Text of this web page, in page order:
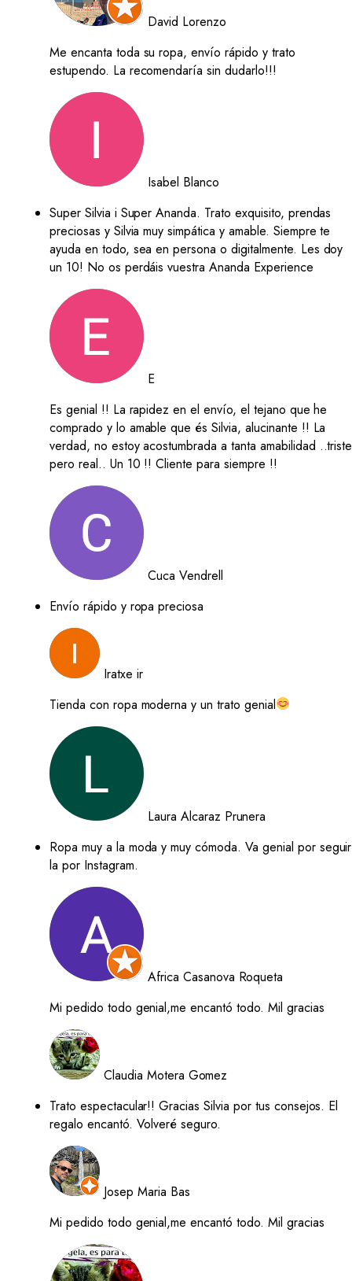
David Lorenzo
Me encanta toda su ropa, envío rápido y trato
estupendo. La recomendaría sin dudarlo!!!
Isabel Blanco
Super Silvia i Super Ananda. Trato exquisito, prendas
preciosas y Silvia muy simpática y amable. Siempre te
ayuda en todo, sea en persona o digitalmente. Les doy
un 10! No os perdáis vuestra Ananda Experience
E
Es genial !! La rapidez en el envío, el tejano que he
comprado y lo amable que és Silvia, alucinante !! La
verdad, no estoy acostumbrada a tanta amabilidad ..triste
pero real.. Un 10 !! Cliente para siempre !!
Cuca Vendrell
Envío rápido y ropa preciosa
Iratxe ir
Tienda con ropa moderna y un trato genial
Laura Alcaraz Prunera
Ropa muy a la moda y muy cómoda. Va genial por seguir
la por Instagram.
Africa Casanova Roqueta
Mi pedido todo genial,me encantó todo. Mil gracias
Claudia Motera Gomez
Trato espectacular!! Gracias Silvia por tus consejos. El
regalo encantó. Volveré seguro.
Josep Maria Bas
Mi pedido todo genial,me encantó todo. Mil gracias